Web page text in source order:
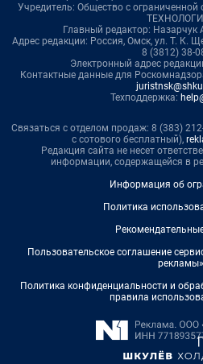
Учредитель: Общество с
Главный редактор: Назарчук
Адрес редакции: Россия, Омск, ул. Т. К.
8 (3812) 38-
Электронный адрес
Контактные данные для
Техподдержка:
Связаться с отделом продаж: 8 (383)
с сотового бесплатный),
Редакция сайта не несет
информации, содержащейся в
Информация об
Политика
Пользовательское соглашение
рекламы»
Политика конфиденциальности и
правила